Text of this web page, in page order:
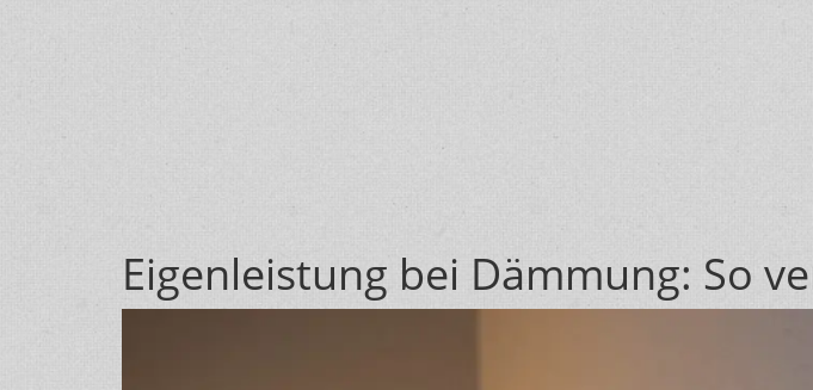
Eigenleistung bei Dämmung: So